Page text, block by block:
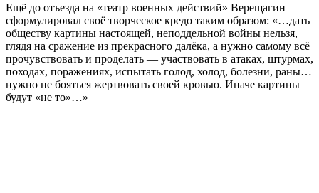
Ещё до отъезда на «театр военных действий» Верещагин
сформулировал своё творческое кредо таким образом: «…дать
обществу картины настоящей, неподдельной войны нельзя,
глядя на сражение из прекрасного далёка, а нужно самому всё
прочувствовать и проделать — участвовать в атаках, штурмах,
походах, поражениях, испытать голод, холод, болезни, раны…
нужно не бояться жертвовать своей кровью. Иначе картины
будут «не то»…»